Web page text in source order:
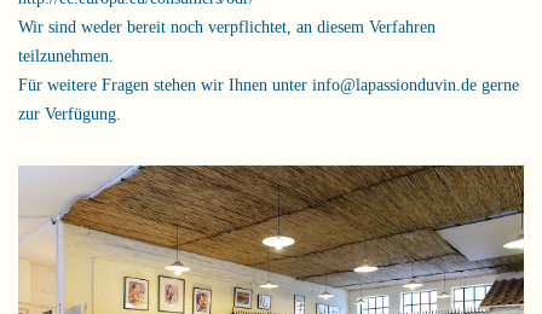
Wir sind weder bereit noch verpflichtet, an diesem Verfahren
teilzunehmen.
Für weitere Fragen stehen wir Ihnen unter info@lapassionduvin.de gerne
zur Verfügung.